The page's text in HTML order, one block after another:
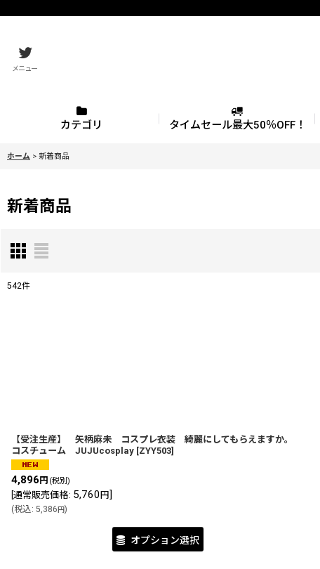
メニュー
カテゴリ タイムセール最大50％OFF！
ホーム > 新着商品
新着商品
542件
【受注生産】 矢柄麻未 コスプレ衣装 綺麗にしてもらえますか。
コスチューム JUJUcosplay [ZYY503]
4,896 円 (税別)
通常販売価格: 5,760 円]
(税込: 5,386円)
オプション選択